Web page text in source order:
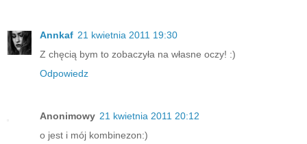
Annkaf 21 kwietnia 2011 19:30
Z chęcią bym to zobaczyła na własne oczy! :)
Odpowiedz
Anonimowy 21 kwietnia 2011 20:12
o jest i mój kombinezon:)